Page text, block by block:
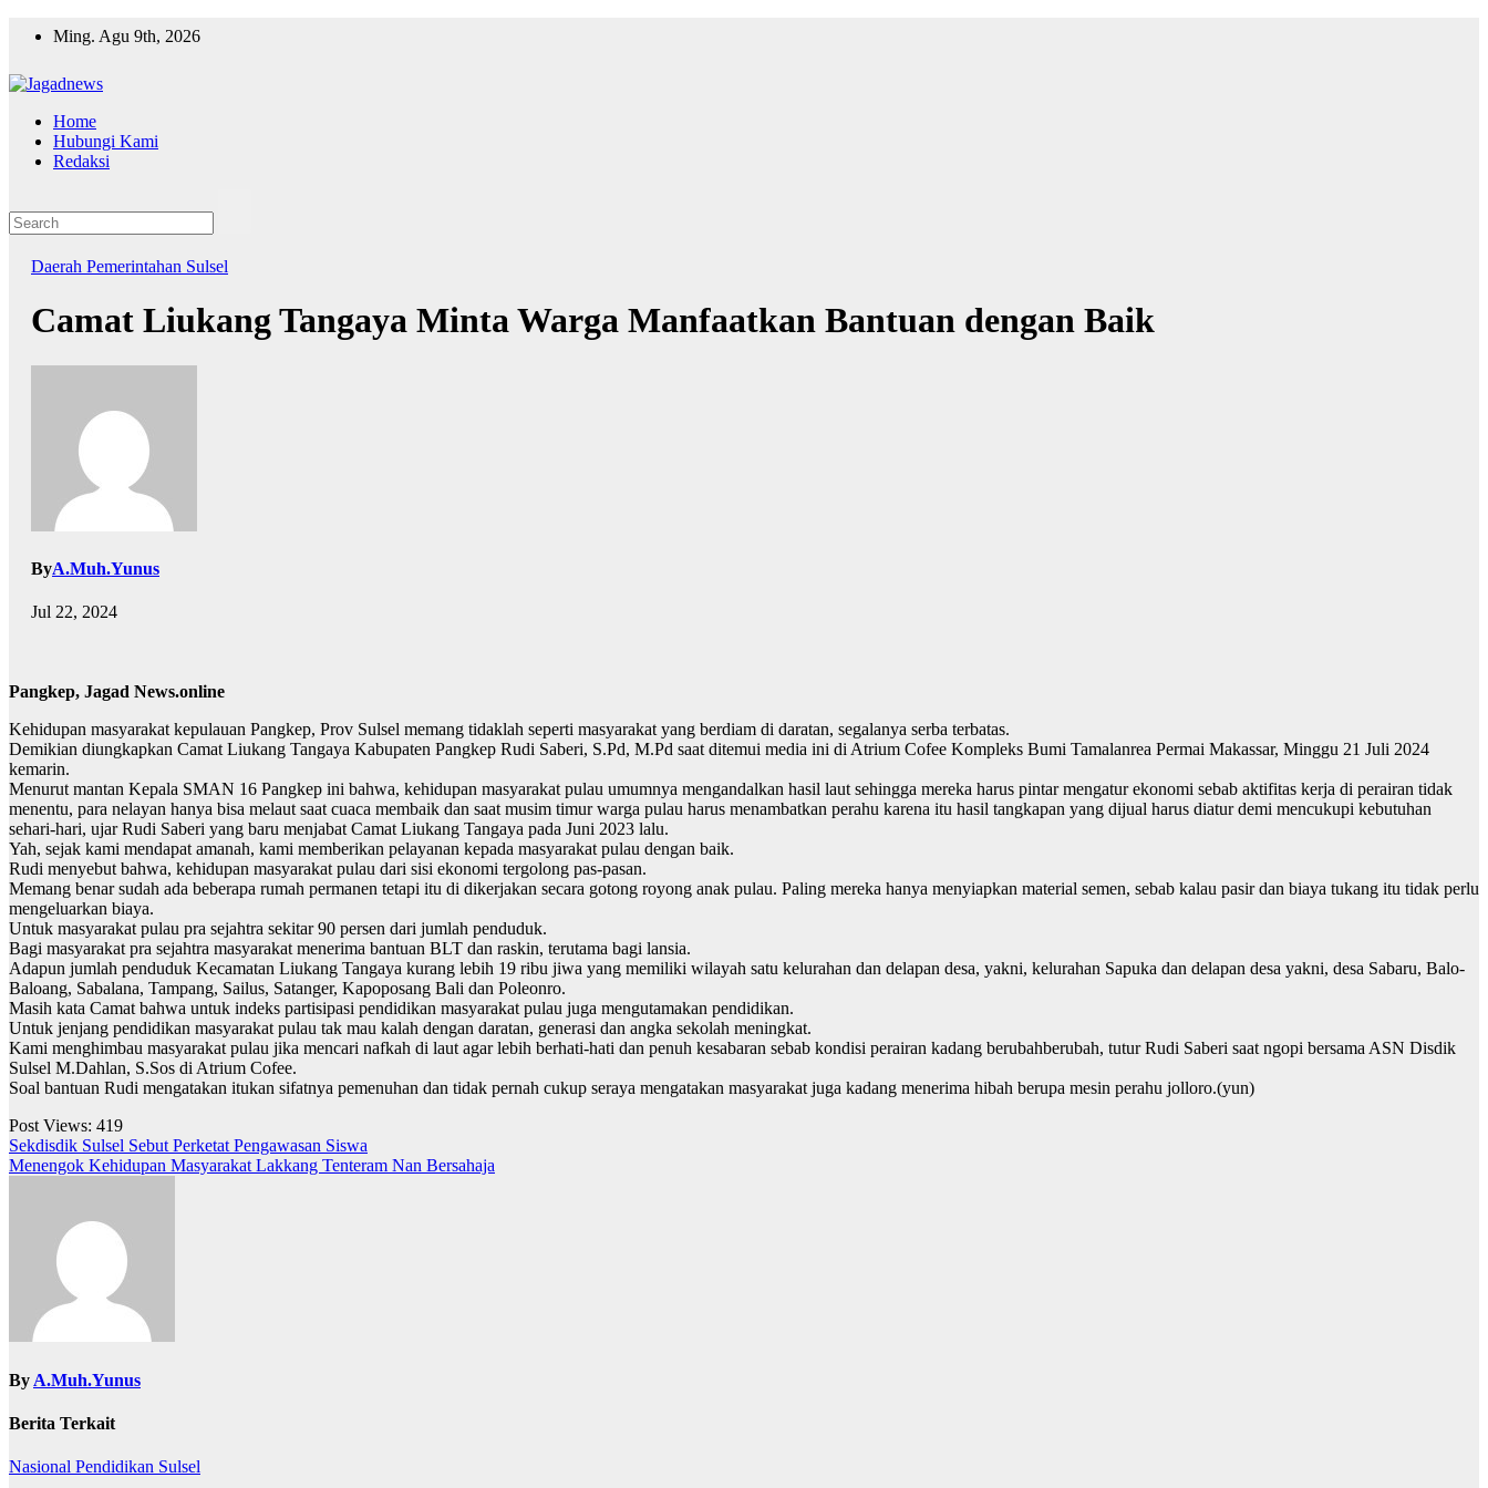
Ming. Agu 9th, 2026
Home
Hubungi Kami
Redaksi
Daerah Pemerintahan Sulsel
Camat Liukang Tangaya Minta Warga Manfaatkan Bantuan dengan Baik
ByA.Muh.Yunus
Jul 22, 2024
Pangkep, Jagad News.online
Kehidupan masyarakat kepulauan Pangkep, Prov Sulsel memang tidaklah seperti masyarakat yang berdiam di daratan, segalanya serba terbatas.
Demikian diungkapkan Camat Liukang Tangaya Kabupaten Pangkep Rudi Saberi, S.Pd, M.Pd saat ditemui media ini di Atrium Cofee Kompleks Bumi Tamalanrea Permai Makassar, Minggu 21 Juli 2024
kemarin.
Menurut mantan Kepala SMAN 16 Pangkep ini bahwa, kehidupan masyarakat pulau umumnya mengandalkan hasil laut sehingga mereka harus pintar mengatur ekonomi sebab aktifitas kerja di perairan tidak
menentu, para nelayan hanya bisa melaut saat cuaca membaik dan saat musim timur warga pulau harus menambatkan perahu karena itu hasil tangkapan yang dijual harus diatur demi mencukupi kebutuhan
sehari-hari, ujar Rudi Saberi yang baru menjabat Camat Liukang Tangaya pada Juni 2023 lalu.
Yah, sejak kami mendapat amanah, kami memberikan pelayanan kepada masyarakat pulau dengan baik.
Rudi menyebut bahwa, kehidupan masyarakat pulau dari sisi ekonomi tergolong pas-pasan.
Memang benar sudah ada beberapa rumah permanen tetapi itu di dikerjakan secara gotong royong anak pulau. Paling mereka hanya menyiapkan material semen, sebab kalau pasir dan biaya tukang itu tidak perlu
mengeluarkan biaya.
Untuk masyarakat pulau pra sejahtra sekitar 90 persen dari jumlah penduduk.
Bagi masyarakat pra sejahtra masyarakat menerima bantuan BLT dan raskin, terutama bagi lansia.
Adapun jumlah penduduk Kecamatan Liukang Tangaya kurang lebih 19 ribu jiwa yang memiliki wilayah satu kelurahan dan delapan desa, yakni, kelurahan Sapuka dan delapan desa yakni, desa Sabaru, Balo-
Baloang, Sabalana, Tampang, Sailus, Satanger, Kapoposang Bali dan Poleonro.
Masih kata Camat bahwa untuk indeks partisipasi pendidikan masyarakat pulau juga mengutamakan pendidikan.
Untuk jenjang pendidikan masyarakat pulau tak mau kalah dengan daratan, generasi dan angka sekolah meningkat.
Kami menghimbau masyarakat pulau jika mencari nafkah di laut agar lebih berhati-hati dan penuh kesabaran sebab kondisi perairan kadang berubahberubah, tutur Rudi Saberi saat ngopi bersama ASN Disdik
Sulsel M.Dahlan, S.Sos di Atrium Cofee.
Soal bantuan Rudi mengatakan itukan sifatnya pemenuhan dan tidak pernah cukup seraya mengatakan masyarakat juga kadang menerima hibah berupa mesin perahu jolloro.(yun)
Post Views: 419
Navigasi
pos
Sekdisdik Sulsel Sebut Perketat Pengawasan Siswa
Menengok Kehidupan Masyarakat Lakkang Tenteram Nan Bersahaja
By A.Muh.Yunus
Berita Terkait
Nasional Pendidikan Sulsel